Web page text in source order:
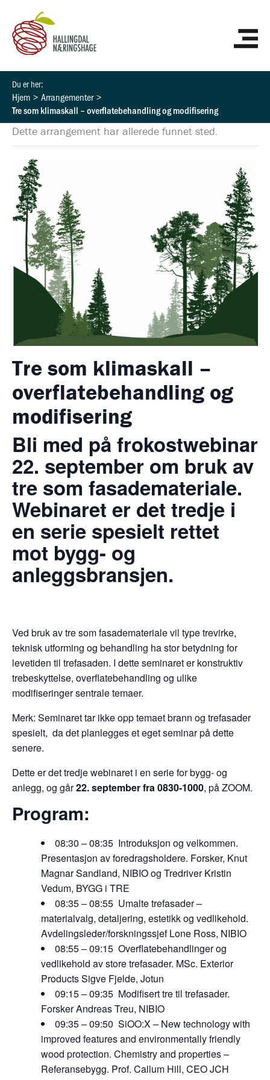
innholdet
Hjem
Arrangementer
Tre som klimaskall – overflatebehandling og modifisering
Dette arrangement har allerede funnet sted.
Tre som klimaskall –
overflatebehandling og
modifisering
Bli med på frokostwebinar
22. september om bruk av
tre som fasademateriale.
Webinaret er det tredje i
en serie spesielt rettet
mot bygg- og
anleggsbransjen.
Ved bruk av tre som fasademateriale vil type trevirke,
teknisk utforming og behandling ha stor betydning for
levetiden til trefasaden. I dette seminaret er konstruktiv
trebeskyttelse, overflatebehandling og ulike
modifiseringer sentrale temaer.
Merk: Seminaret tar ikke opp temaet brann og trefasader
spesielt, da det planlegges et eget seminar på dette
senere.
Dette er det tredje webinaret i en serie for bygg- og
anlegg, og går22. september fra 0830-1000, på ZOOM.
Program:
08:30 – 08:35 Introduksjon og velkommen.
Presentasjon av foredragsholdere. Forsker, Knut
Magnar Sandland, NIBIO og Tredriver Kristin
Vedum, BYGG i TRE
08:35 – 08:55 Umalte trefasader –
materialvalg, detaljering, estetikk og vedlikehold.
Avdelingsleder/forskningssjef Lone Ross, NIBIO
08:55 – 09:15 Overflatebehandlinger og
vedlikehold av store trefasader. MSc. Exterior
Products Sigve Fjelde, Jotun
09:15 – 09:35 Modifisert tre til trefasader.
Forsker Andreas Treu, NIBIO
09:35 – 09:50 SiOO:X – New technology with
improved features and environmentally friendly
wood protection. Chemistry and properties –
Referansebygg. Prof. Callum Hill, CEO JCH